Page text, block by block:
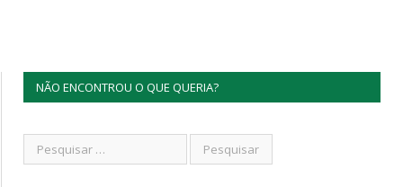
NÃO ENCONTROU O QUE QUERIA?